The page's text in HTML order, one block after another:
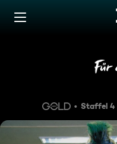
Zum Inhalt
Staffel 4